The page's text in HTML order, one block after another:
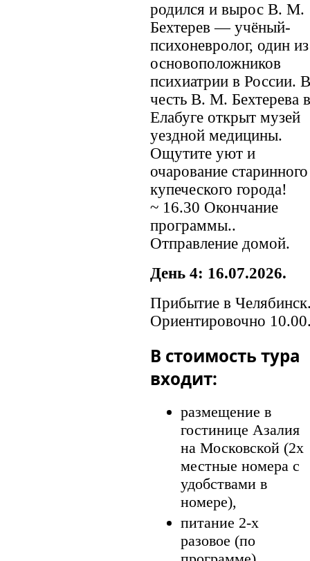
родился и вырос В. М.
Бехтерев — учёный-
психоневролог, один из
основоположников
психиатрии в России. В
честь В. М. Бехтерева в
Елабуге открыт музей
уездной медицины.
Ощутите уют и
очарование старинного
купеческого города!
~ 16.30 Окончание
программы..
Отправление домой.
День 4: 16.07.2026.
Прибытие в
Ориентировочно
В стоимость тура
входит:
размещение в
гостинице Азалия
на Московской (2х
местные номера с
удобствами в
номере),
питание 2-х
разовое (по